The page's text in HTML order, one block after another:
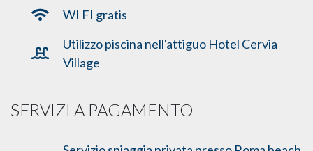
WI FI gratis
Utilizzo piscina nell'attiguo Hotel Cervia
Village
SERVIZI A PAGAMENTO